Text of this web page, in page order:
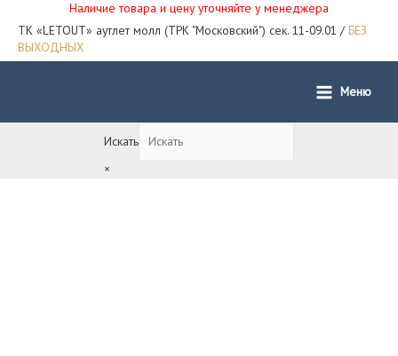
Наличие товара и цену уточняйте у менеджера
ТК «LETOUT» аутлет молл (ТРК "Московский") сек. 11-09.01 / БЕЗ
ВЫХОДНЫХ
Main
Меню
Искать
×